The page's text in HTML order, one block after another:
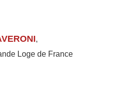
,
Loge de France